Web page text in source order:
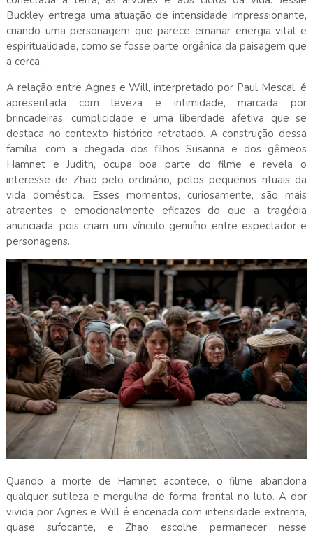
Buckley entrega uma atuação de intensidade impressionante,
criando uma personagem que parece emanar energia vital e
espiritualidade, como se fosse parte orgânica da paisagem que
a cerca.
A relação entre Agnes e Will, interpretado por Paul Mescal, é
apresentada com leveza e intimidade, marcada por
brincadeiras, cumplicidade e uma liberdade afetiva que se
destaca no contexto histórico retratado. A construção dessa
família, com a chegada dos filhos Susanna e dos gêmeos
Hamnet e Judith, ocupa boa parte do filme e revela o
interesse de Zhao pelo ordinário, pelos pequenos rituais da
vida doméstica. Esses momentos, curiosamente, são mais
atraentes e emocionalmente eficazes do que a tragédia
anunciada, pois criam um vínculo genuíno entre espectador e
personagens.
Quando a morte de Hamnet acontece, o filme abandona
qualquer sutileza e mergulha de forma frontal no luto. A dor
vivida por Agnes e Will é encenada com intensidade extrema,
quase sufocante, e Zhao escolhe permanecer nesse